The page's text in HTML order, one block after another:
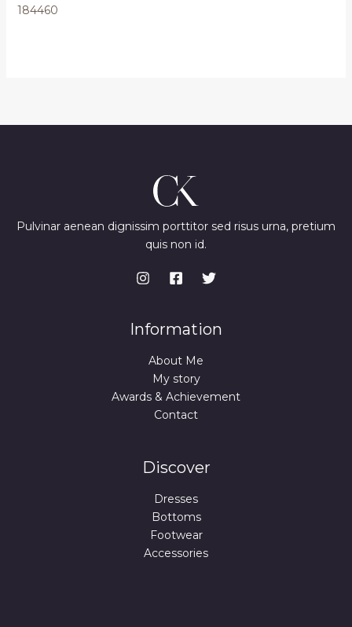
184460
Pulvinar aenean dignissim porttitor sed risus urna, pretium
quis non id.
Information
About Me
My story
Awards & Achievement
Contact
Discover
Dresses
Bottoms
Footwear
Accessories